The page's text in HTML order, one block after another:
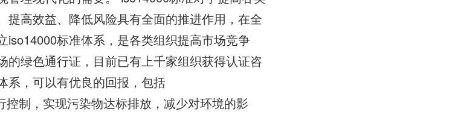
提高效益、降低风险具有全面的推进作用，在全
iso14000标准体系，是各类组织提高市场竞争
的绿色通行证，目前已有上千家组织获得认证咨
系，可以有优良的回报，包括
制，实现污染物达标排放，减少对环境的影